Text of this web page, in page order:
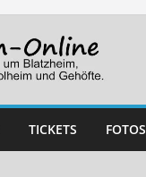
TICKETS FOTOS